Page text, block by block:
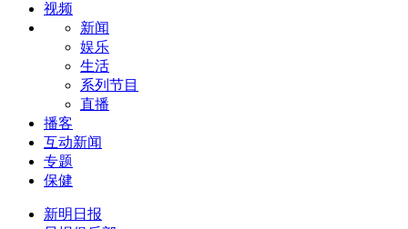
视频
新闻
娱乐
生活
系列节目
直播
播客
互动新闻
专题
保健
新明日报